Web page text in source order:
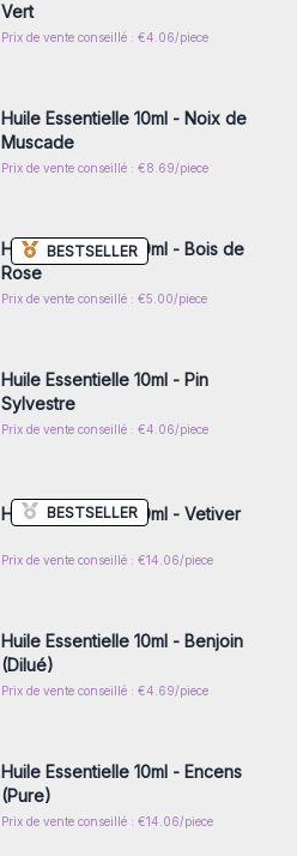
Vert
Prix de vente conseillé : €4.06/piece
Connectez-vous ou inscrivez-
Huile Essentielle 10ml - Noix de
Muscade
Prix de vente conseillé : €8.69/piece
BESTSELLER
Connectez-vous ou inscrivez-
Huile Essentielle 10ml - Bois de
Rose
Prix de vente conseillé : €5.00/piece
Connectez-vous ou inscrivez-
Huile Essentielle 10ml - Pin
Sylvestre
Prix de vente conseillé : €4.06/piece
BESTSELLER
Connectez-vous ou inscrivez-
Huile Essentielle 10ml - Vetiver
Prix de vente conseillé : €14.06/piece
Connectez-vous ou inscrivez-
Huile Essentielle 10ml - Benjoin
(Dilué)
Prix de vente conseillé : €4.69/piece
Connectez-vous ou inscrivez-
Huile Essentielle 10ml - Encens
(Pure)
Prix de vente conseillé : €14.06/piece
Connectez-vous ou inscrivez-